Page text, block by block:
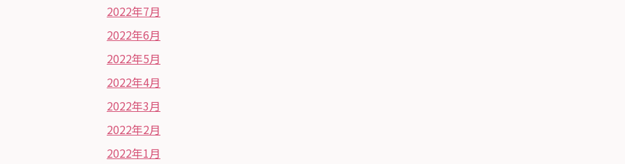
2022年7月
2022年6月
2022年5月
2022年4月
2022年3月
2022年2月
2022年1月